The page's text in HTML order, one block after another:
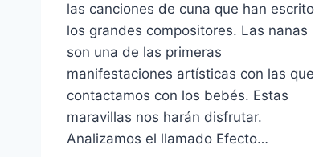
las canciones de cuna que han escrito
los grandes compositores. Las nanas
son una de las primeras
manifestaciones artísticas con las que
contactamos con los bebés. Estas
maravillas nos harán disfrutar.
Analizamos el llamado Efecto…